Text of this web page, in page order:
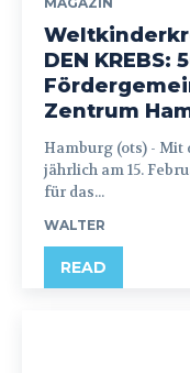
DEN KREBS:
Zentrum
Hamburg (ots) - Mit dem Weltkinderkrebstag, der
jährlich am 15.
für das...
WALTER
READ